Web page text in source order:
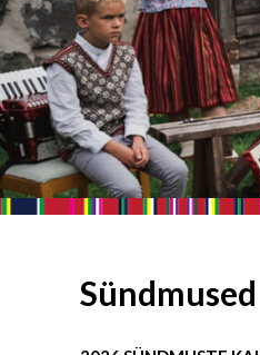
Sündmused